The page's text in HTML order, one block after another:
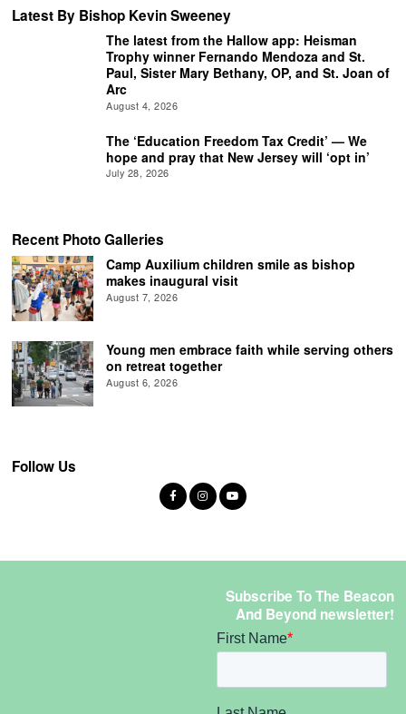
Latest By Bishop Kevin Sweeney
The latest from the Hallow app: Heisman
Trophy winner Fernando Mendoza and St.
Paul, Sister Mary Bethany, OP, and St. Joan of
Arc
August 4, 2026
The ‘Education Freedom Tax Credit’ — We
hope and pray that New Jersey will ‘opt in’
July 28, 2026
Recent Photo Galleries
Camp Auxilium children smile as bishop
makes inaugural visit
August 7, 2026
Young men embrace faith while serving others
on retreat together
August 6, 2026
Follow Us
Subscribe To The Beacon
And Beyond newsletter!